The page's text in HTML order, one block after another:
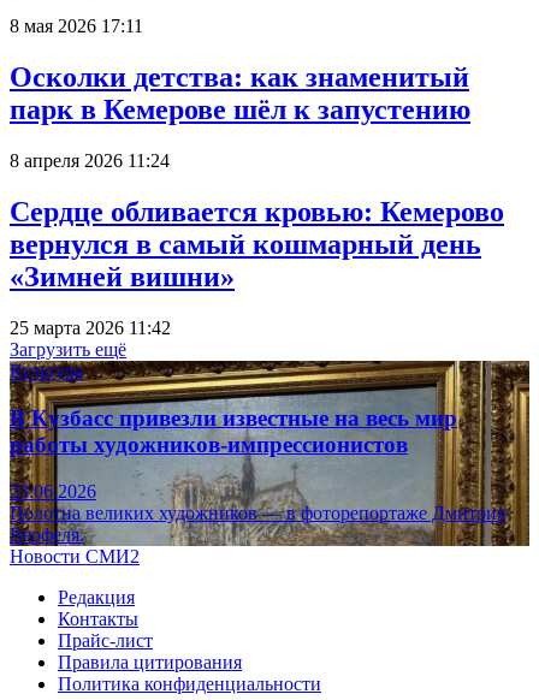
8 мая 2026 17:11
Осколки детства: как знаменитый
парк в Кемерове шёл к запустению
8 апреля 2026 11:24
Сердце обливается кровью: Кемерово
вернулся в самый кошмарный день
«Зимней вишни»
25 марта 2026 11:42
Загрузить ещё
Культура
В Кузбасс привезли известные на весь мир
работы художников-импрессионистов
23.06.2026
Полотна великих художников — в фоторепортаже Дмитрия
Верфеля.
Новости СМИ2
Редакция
Контакты
Прайс-лист
Правила цитирования
Политика конфиденциальности